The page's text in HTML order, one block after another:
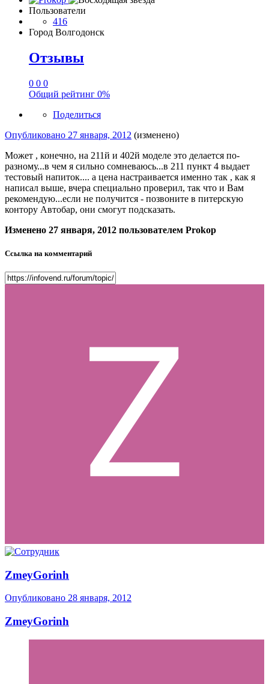
Пользователи
416
Город Волгодонск
Отзывы
0 0 0
Общий рейтинг 0%
Поделиться
Опубликовано 27 января, 2012 (изменено)
Может , конечно, на 211й и 402й моделе это делается по-
разному...в чем я сильно сомневаюсь...в 211 пункт 4 выдает
тестовый напиток.... а цена настраивается именно так , как я
написал выше, вчера специально проверил, так что и Вам
рекомендую...если не получится - позвоните в питерскую
контору Автобар, они смогут подсказать.
Изменено 27 января, 2012 пользователем Prokop
Ссылка на комментарий
ZmeyGorinh
Опубликовано 28 января, 2012
ZmeyGorinh